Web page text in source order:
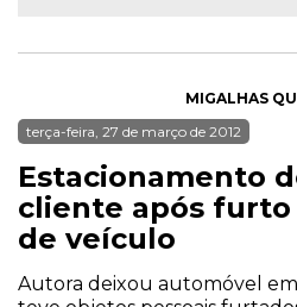
MIGALHAS
terça-feira, 27 de março de 2012
Estacionamento
cliente após
de veículo
Autora deixou automóvel